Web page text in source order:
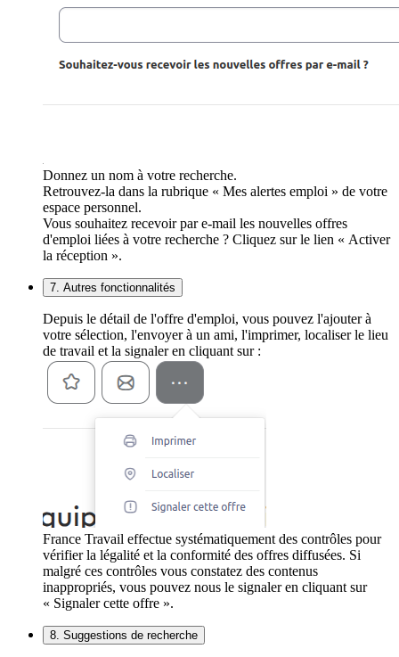
Donnez un nom à votre recherche.
Retrouvez-la dans la rubrique « Mes alertes emploi » de votre
espace personnel.
Vous souhaitez recevoir par e-mail les nouvelles offres
d'emploi liées à votre recherche ? Cliquez sur le lien « Activer
la réception ».
7. Autres fonctionnalités
Depuis le détail de l'offre d'emploi, vous pouvez l'ajouter à
votre sélection, l'envoyer à un ami, l'imprimer, localiser le lieu
de travail et la signaler en cliquant sur :
France Travail effectue systématiquement des contrôles pour
vérifier la légalité et la conformité des offres diffusées. Si
malgré ces contrôles vous constatez des contenus
inappropriés, vous pouvez nous le signaler en cliquant sur
« Signaler cette offre ».
8. Suggestions de recherche